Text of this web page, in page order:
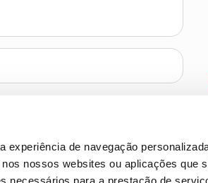
de navegação
nossos websites ou aplicações que